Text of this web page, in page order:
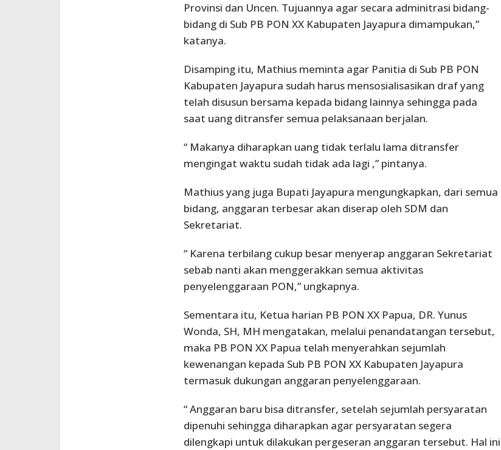
Provinsi dan Uncen. Tujuannya agar secara adminitrasi bidang-
bidang di Sub PB PON XX Kabupaten Jayapura dimampukan,”
katanya.
Disamping itu, Mathius meminta agar Panitia di Sub PB PON
Kabupaten Jayapura sudah harus mensosialisasikan draf yang
telah disusun bersama kepada bidang lainnya sehingga pada
saat uang ditransfer semua pelaksanaan berjalan.
“ Makanya diharapkan uang tidak terlalu lama ditransfer
mengingat waktu sudah tidak ada lagi ,” pintanya.
Mathius yang juga Bupati Jayapura mengungkapkan, dari semua
bidang, anggaran terbesar akan diserap oleh SDM dan
Sekretariat.
“ Karena terbilang cukup besar menyerap anggaran Sekretariat
sebab nanti akan menggerakkan semua aktivitas
penyelenggaraan PON,” ungkapnya.
Sementara itu, Ketua harian PB PON XX Papua, DR. Yunus
Wonda, SH, MH mengatakan, melalui penandatangan tersebut,
maka PB PON XX Papua telah menyerahkan sejumlah
kewenangan kepada Sub PB PON XX Kabupaten Jayapura
termasuk dukungan anggaran penyelenggaraan.
“ Anggaran baru bisa ditransfer, setelah sejumlah persyaratan
dipenuhi sehingga diharapkan agar persyaratan segera
dilengkapi untuk dilakukan pergeseran anggaran tersebut. Hal ini